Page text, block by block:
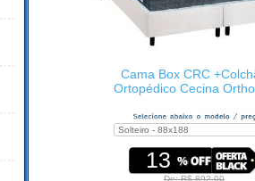
Cama Box CRC
Ortopédico Cecina
13
De: R$ 892,00